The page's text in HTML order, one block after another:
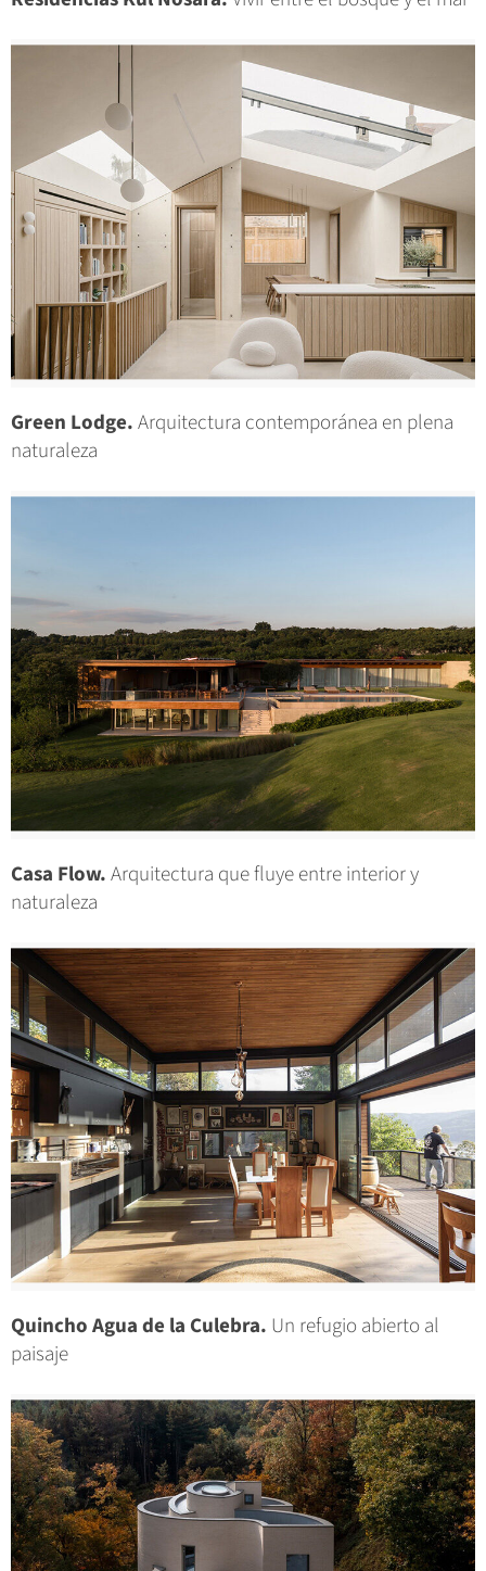
Green Lodge.Arquitectura contemporánea en plena
naturaleza
Casa Flow.Arquitectura que fluye entre interior y
naturaleza
Quincho Agua de la Culebra. Un refugio abierto al
paisaje